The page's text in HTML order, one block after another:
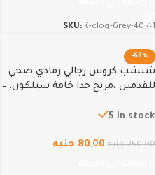
SKU: K-clog-Grey-40-41
-68%
شبشب كروس رجالي رمادي صحي
للقدمين ،مريح جدا خامة سيلكون. –
5 in stock
250,00 جنيه 80,00 جنيه